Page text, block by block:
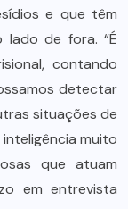
e que têm
de fora. “É
contando
detectar
situações de
muito
que atuam
em entrevista